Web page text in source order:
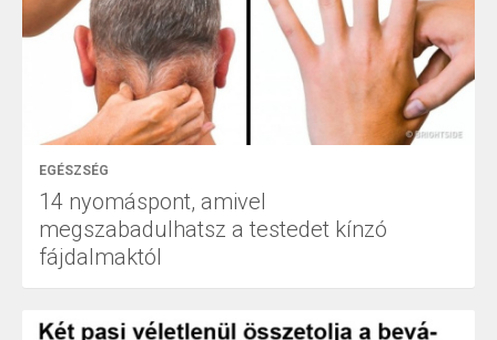
EGÉSZSÉG
14 nyomáspont, amivel
megszabadulhatsz a testedet kínzó
fájdalmaktól